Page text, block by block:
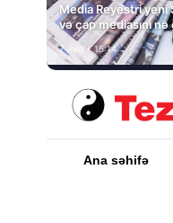
Media Reyestri yeni
və çap mediasını
7 Avq • 15:14
Ana səhifə